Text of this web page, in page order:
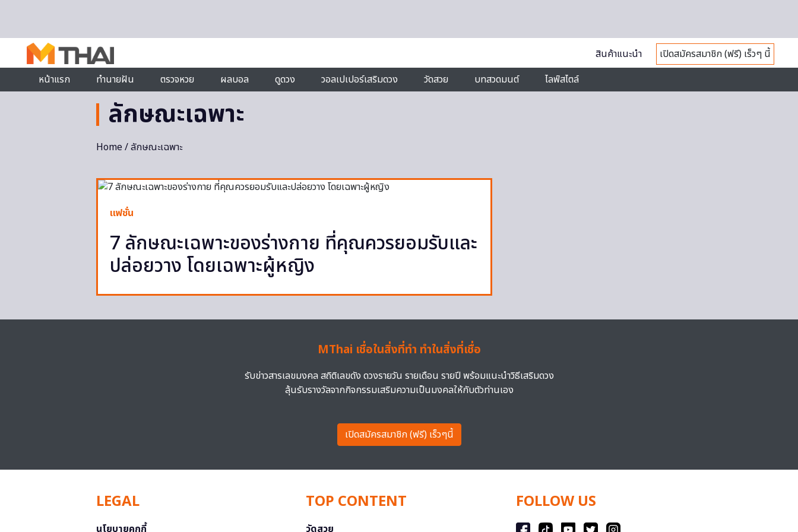
สินค้าแนะนำ
เปิดสมัครสมาชิก (ฟรี) เร็วๆ นี้
หน้าแรก
ทำนายฝัน ตรวจหวย ผลบอล ดูดวง วอลเปเปอร์เสริมดวง วัดสวย บทสวดมนต์ ไลฟ์สไตล์
ลักษณะเฉพาะ
Home/ ลักษณะเฉพาะ
แฟชั่น
7 ลักษณะเฉพาะของร่างกาย ที่คุณควรยอมรับและ
ปล่อยวาง โดยเฉพาะผู้หญิง
MThai เชื่อในสิ่งที่ทำ ทำในสิ่งที่เชื่อ
รับข่าวสารเลขมงคล สถิติเลขดัง ดวงรายวัน รายเดือน รายปี พร้อมแนะนำวิธีเสริมดวง
ลุ้นรับรางวัลจากกิจกรรมเสริมความเป็นมงคลให้กับตัวท่านเอง
เปิดสมัครสมาชิก (ฟรี) เร็วๆนี้
LEGAL
นโยบายคุกกี้
TOP CONTENT
วัดสวย
FOLLOW US